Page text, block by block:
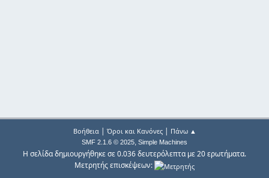
Βοήθεια| Όροι και Κανόνες| Πάνω ▲
SMF 2.1.6 © 2025, Simple Machines
Η σελίδα δημιουργήθηκε σε 0.036 δευτερόλεπτα με 20 ερωτήματα.
Μετρητής επισκέψεων: